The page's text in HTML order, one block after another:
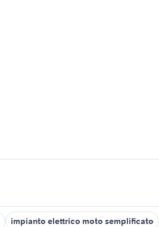
impianto elettrico moto semplificato